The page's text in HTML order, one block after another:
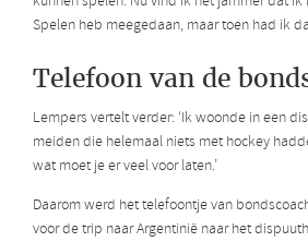
Spelen heb meegedaan, maar toen had ik
Telefoon van de
Lempers vertelt verder: ‘Ik woonde in een
meiden die helemaal niets met hockey
wat moet je er veel voor laten.’
Daarom werd het telefoontje van
voor de trip naar Argentinië naar het